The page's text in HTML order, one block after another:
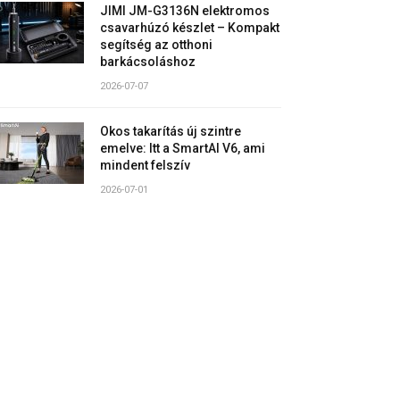
JIMI JM-G3136N elektromos
csavarhúzó készlet – Kompakt
segítség az otthoni
barkácsoláshoz
2026-07-07
Okos takarítás új szintre
emelve: Itt a SmartAI V6, ami
mindent felszív
2026-07-01